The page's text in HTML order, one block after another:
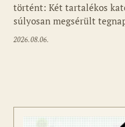
történt: Két tartalékos
súlyosan megsérült
2026.08.06.